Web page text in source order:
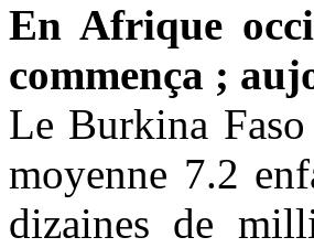
En Afrique
commença ;
Le Burkina
moyenne 7.2
dizaines de